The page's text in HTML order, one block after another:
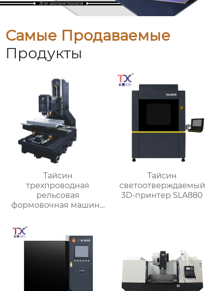
Самые Продаваемые
Продукты
Тайсин
трехпроводная
рельсовая
формовочная машина
Тайсин
светоотверждаемый
3D-принтер SLA880